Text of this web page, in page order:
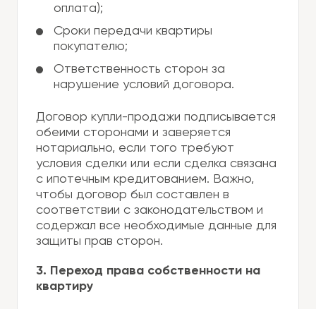
оплата);
Сроки передачи квартиры
покупателю;
Ответственность сторон за
нарушение условий договора.
Договор купли-продажи подписывается
обеими сторонами и заверяется
нотариально, если того требуют
условия сделки или если сделка связана
с ипотечным кредитованием. Важно,
чтобы договор был составлен в
соответствии с законодательством и
содержал все необходимые данные для
защиты прав сторон.
3. Переход права собственности на
квартиру